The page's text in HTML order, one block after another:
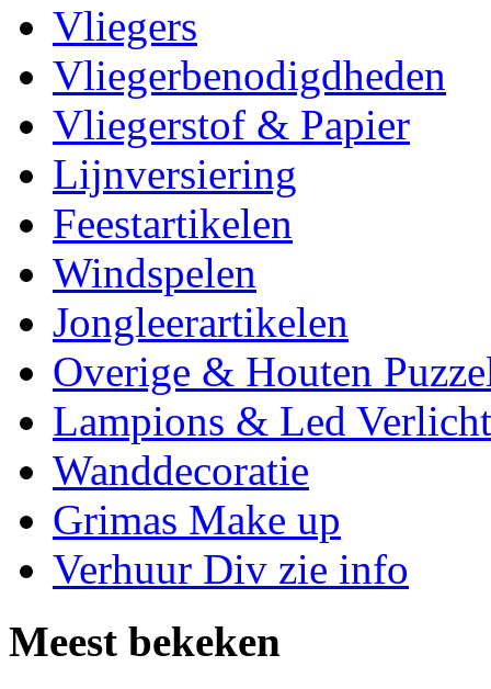
Vliegers
Vliegerbenodigdheden
Vliegerstof & Papier
Lijnversiering
Feestartikelen
Windspelen
Jongleerartikelen
Overige & Houten
Lampions & Led
Wanddecoratie
Grimas Make up
Verhuur Div zie info
Meest bekeken